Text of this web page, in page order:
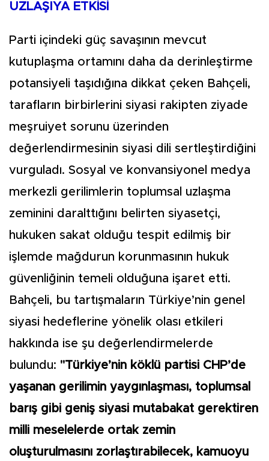
UZLAŞIYA ETKİSİ
Parti içindeki güç savaşının mevcut
kutuplaşma ortamını daha da derinleştirme
potansiyeli taşıdığına dikkat çeken Bahçeli,
tarafların birbirlerini siyasi rakipten ziyade
meşruiyet sorunu üzerinden
değerlendirmesinin siyasi dili sertleştirdiğini
vurguladı. Sosyal ve konvansiyonel medya
merkezli gerilimlerin toplumsal uzlaşma
zeminini daralttığını belirten siyasetçi,
hukuken sakat olduğu tespit edilmiş bir
işlemde mağdurun korunmasının hukuk
güvenliğinin temeli olduğuna işaret etti.
Bahçeli, bu tartışmaların Türkiye’nin genel
siyasi hedeflerine yönelik olası etkileri
hakkında ise şu değerlendirmelerde
bulundu: "Türkiye’nin köklü partisi CHP’de
yaşanan gerilimin yaygınlaşması, toplumsal
barış gibi geniş siyasi mutabakat gerektiren
milli meselelerde ortak zemin
oluşturulmasını zorlaştırabilecek, kamuoyu